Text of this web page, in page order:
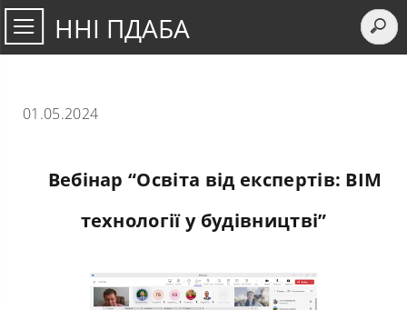
ННІ ПДАБА
01.05.2024
Вебінар “Освіта від експертів: BIM
технології у будівництві”